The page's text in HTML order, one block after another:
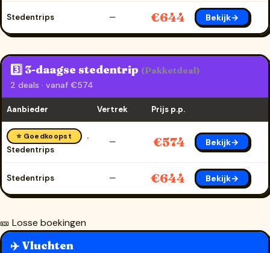
Stedentrips — €644 Bekijk→
3️⃣ 3-daagse stedentrip (Pakketdeal)
2 deals · vanaf €574
Aanbieder Vertrek Prijs p.p.
⭐ Goedkoopst
Stedentrips
— €574 Bekijk→
Stedentrips — €644 Bekijk→
🎫 Losse boekingen
✈️ Vluchten